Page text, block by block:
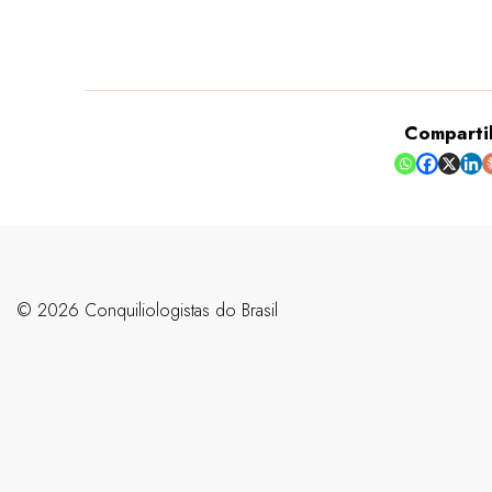
©️ 2026 Conquiliologistas do Brasil